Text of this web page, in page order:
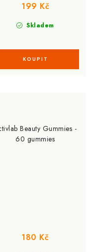
Skladem
199 Kč
Beauty Gummies -
60 gummies
180 Kč